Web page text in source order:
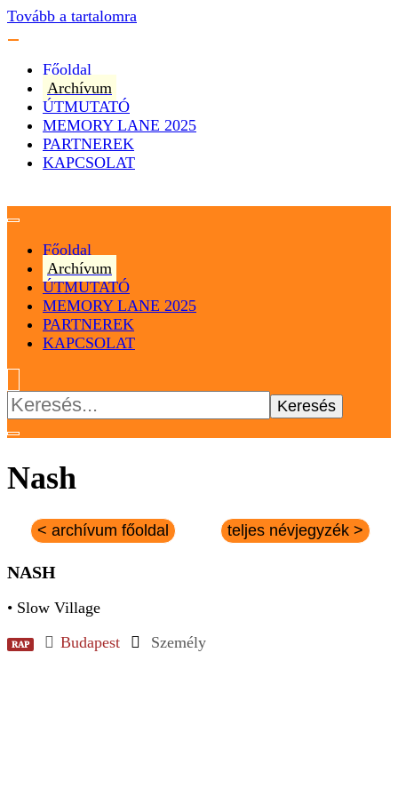
Tovább a tartalomra
Főoldal
Archívum
ÚTMUTATÓ
MEMORY LANE 2025
PARTNEREK
KAPCSOLAT
Magyar Hip Hop Archívum
Magyarország
Főoldal
Archívum
ÚTMUTATÓ
MEMORY LANE 2025
PARTNEREK
KAPCSOLAT
Keresés:
Nash
< archívum főoldal teljes névjegyzék >
NASH
• Slow Village
RAP Budapest Személy